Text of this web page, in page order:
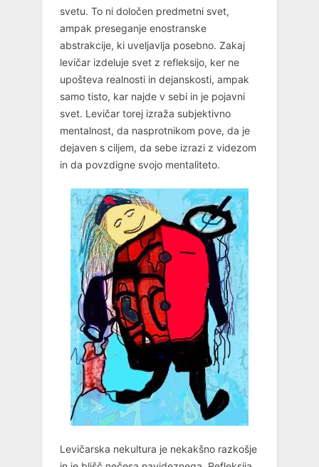
svetu. To ni določen predmetni svet,
ampak preseganje enostranske
abstrakcije, ki uveljavlja posebno. Zakaj
levičar izdeluje svet z refleksijo, ker ne
upošteva realnosti in dejanskosti, ampak
samo tisto, kar najde v sebi in je pojavni
svet. Levičar torej izraža subjektivno
mentalnost, da nasprotnikom pove, da je
dejaven s ciljem, da sebe izrazi z videzom
in da povzdigne svojo mentaliteto.
Levičarska nekultura je nekakšno razkošje